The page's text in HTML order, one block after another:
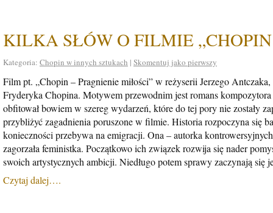
KILKA SŁÓW O FILMIE
Kategoria: Chopin w innych sztukach | Skomentuj jako pierwszy
Film pt. „Chopin – Pragnienie miłości” w reżyserii Jerzego
Fryderyka Chopina. Motywem przewodnim jest romans
obfitował bowiem w szereg wydarzeń, które do tej pory nie zostały
przybliżyć zagadnienia poruszone w filmie. Historia rozpoczyna się
konieczności przebywa na emigracji. Ona – autorka
zagorzała feministka. Początkowo ich związek rozwija się nader
swoich artystycznych ambicji. Niedługo potem sprawy zaczynają się
Czytaj dalej….